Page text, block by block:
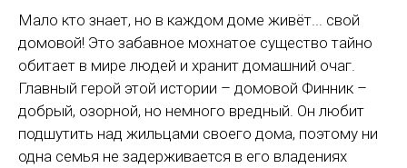
Мало кто знает, но в каждом доме живёт... свой
домовой! Это забавное мохнатое существо тайно
обитает в мире людей и хранит домашний очаг.
Главный герой этой истории – домовой Финник –
добрый, озорной, но немного вредный. Он любит
подшутить над жильцами своего дома, поэтому ни
одна семья не задерживается в его владениях